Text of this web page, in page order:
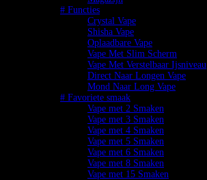
# Functies
Crystal Vape
Shisha Vape
Oplaadbare Vape
Vape Met Slim Scherm
Vape Met Verstelbaar Ijsniveau
Direct Naar Longen Vape
Mond Naar Long Vape
# Favoriete smaak
Vape met 2 Smaken
Vape met 3 Smaken
Vape met 4 Smaken
Vape met 5 Smaken
Vape met 6 Smaken
Vape met 8 Smaken
Vape met 15 Smaken